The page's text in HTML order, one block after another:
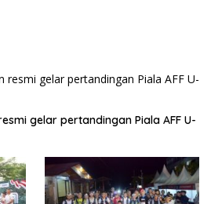
gelar pertandingan Piala AFF U-